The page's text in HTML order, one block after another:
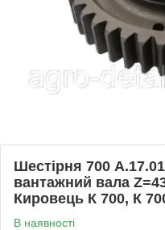
Шестірня 700
вантажний вала
Кировець К 700, К
В наявності